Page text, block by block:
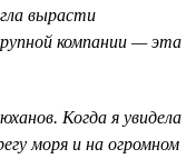
вырасти
компании — эта
Когда я увидела
моря и на огромном